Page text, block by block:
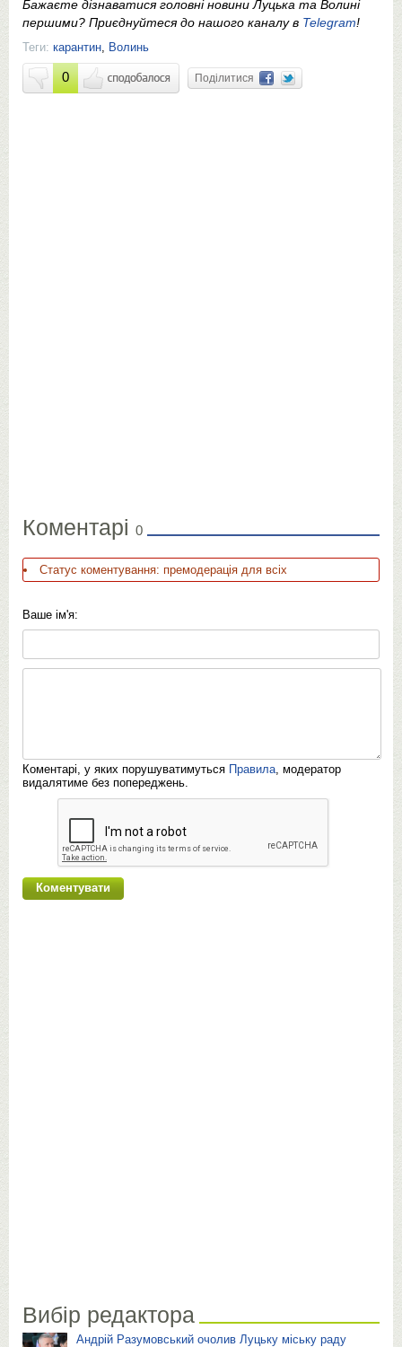
Бажаєте дізнаватися головні новини Луцька та Волині
першими? Приєднуйтеся до нашого каналу в Telegram!
Теги: карантин Волинь
0 Поділитися
Коментарі 0
Статус коментування: премодерація для всіх
Ваше ім'я:
Коментарі, у яких порушуватимуться Правила , модератор
видалятиме без попереджень.
Вибір редактора
Андрій Разумовський очолив Луцьку міську раду